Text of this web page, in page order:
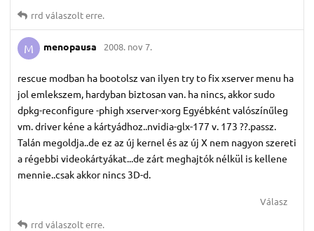
rrd válaszolt erre.
M menopausa 2008. nov 7.
rescue modban ha bootolsz van ilyen try to fix xserver menu ha
jol emlekszem, hardyban biztosan van. ha nincs, akkor sudo
dpkg-reconfigure -phigh xserver-xorg Egyébként valószínűleg
vm. driver kéne a kártyádhoz..nvidia-glx-177 v. 173 ??.passz.
Talán megoldja..de ez az új kernel és az új X nem nagyon szereti
a régebbi videokártyákat...de zárt meghajtók nélkül is kellene
mennie..csak akkor nincs 3D-d.
Válasz
rrd válaszolt erre.